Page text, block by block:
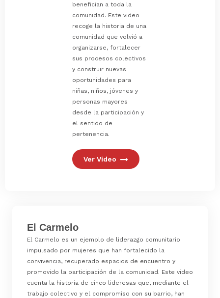
benefician a toda la
comunidad. Este video
recoge la historia de una
comunidad que volvió a
organizarse, fortalecer
sus procesos colectivos
y construir nuevas
oportunidades para
niñas, niños, jóvenes y
personas mayores
desde la participación y
el sentido de
pertenencia.
Ver Video
El Carmelo
El Carmelo es un ejemplo de liderazgo comunitario
impulsado por mujeres que han fortalecido la
convivencia, recuperado espacios de encuentro y
promovido la participación de la comunidad. Este video
cuenta la historia de cinco lideresas que, mediante el
trabajo colectivo y el compromiso con su barrio, han